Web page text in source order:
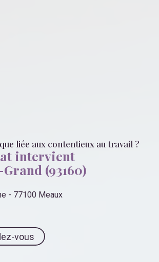
liée aux contentieux au travail ?
intervient
(93160)
- 77100 Meaux
vous